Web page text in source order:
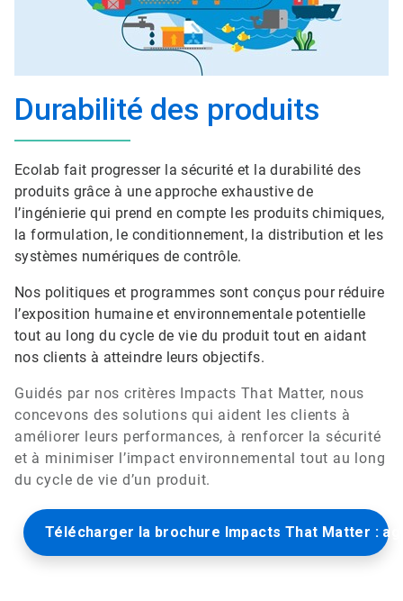
Durabilité des produits
Ecolab fait progresser la sécurité et la durabilité des
produits grâce à une approche exhaustive de
l’ingénierie qui prend en compte les produits chimiques,
la formulation, le conditionnement, la distribution et les
systèmes numériques de contrôle.
Nos politiques et programmes sont conçus pour réduire
l’exposition humaine et environnementale potentielle
tout au long du cycle de vie du produit tout en aidant
nos clients à atteindre leurs objectifs.
Guidés par nos critères Impacts That Matter, nous
concevons des solutions qui aident les clients à
améliorer leurs performances, à renforcer la sécurité
et à minimiser l’impact environnemental tout au long
du cycle de vie d’un produit.
Télécharger la brochure Impacts That Matter :